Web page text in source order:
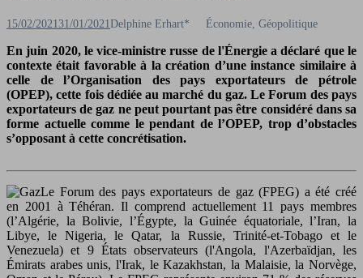
Posted
15/02/2021 31/01/2021 Author
Delphine Erhart* Économie, Géopolitique
En juin 2020, le vice-ministre russe de l'Énergie a déclaré que le
contexte était favorable à la création d’une instance similaire à
celle de l’Organisation des pays exportateurs de pétrole
(OPEP), cette fois dédiée au marché du gaz. Le Forum des pays
exportateurs de gaz ne peut pourtant pas être considéré dans sa
forme actuelle comme le pendant de l’OPEP, trop d’obstacles
s’opposant à cette concrétisation.
Le Forum des pays exportateurs de gaz (FPEG) a été créé
en 2001 à Téhéran. Il comprend actuellement 11 pays membres
(l’Algérie, la Bolivie, l’Égypte, la Guinée équatoriale, l’Iran, la
Libye, le Nigeria, le Qatar, la Russie, Trinité-et-Tobago et le
Venezuela) et 9 États observateurs (l'Angola, l'Azerbaïdjan, les
Émirats arabes unis, l'Irak, le Kazakhstan, la Malaisie, la Norvège,